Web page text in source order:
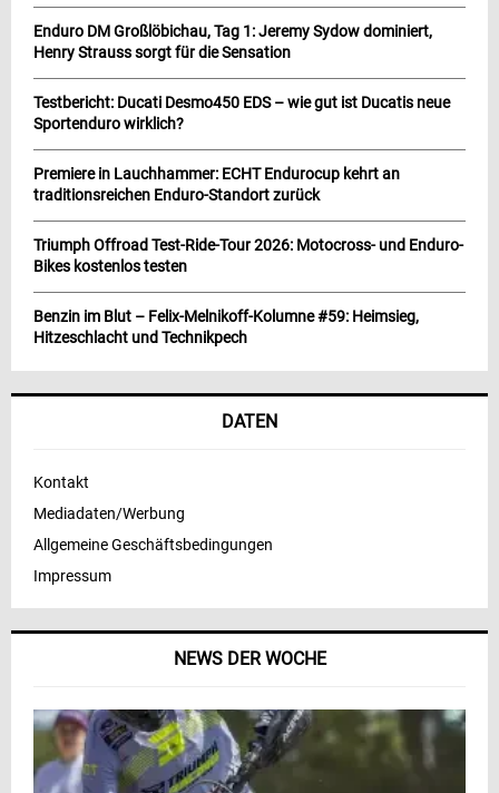
NEWS DER WOCHE
Enduro DM Großlöbichau, Tag 1: Jeremy Sydow dominiert,
Henry Strauss sorgt für die Sensation
Testbericht: Ducati Desmo450 EDS – wie gut ist Ducatis neue
Sportenduro wirklich?
Premiere in Lauchhammer: ECHT Endurocup kehrt an
traditionsreichen Enduro-Standort zurück
Triumph Offroad Test-Ride-Tour 2026: Motocross- und Enduro-
Bikes kostenlos testen
Benzin im Blut – Felix-Melnikoff-Kolumne #59: Heimsieg,
Hitzeschlacht und Technikpech
DATEN
Kontakt
Mediadaten/Werbung
Allgemeine Geschäftsbedingungen
Impressum